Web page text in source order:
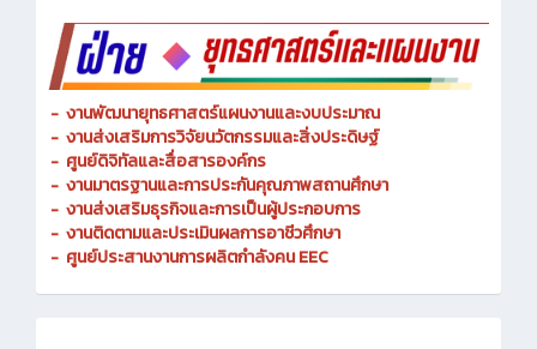
- งานพัฒนายุทธศาสตร์แผนงานและงบประมาณ
- งานส่งเสริมการวิจัยนวัตกรรมและสิ่งประดิษฐ์
- ศูนย์ดิจิทัลและสื่อสารองค์กร
- งานมาตรฐานและการประกันคุณภาพสถานศึกษา
- งานส่งเสริมธุรกิจและการเป็นผู้ประกอบการ
- งานติดตามและประเมินผลการอาชีวศึกษา
- ศูนย์ประสานงานการผลิตกำลังคน EEC